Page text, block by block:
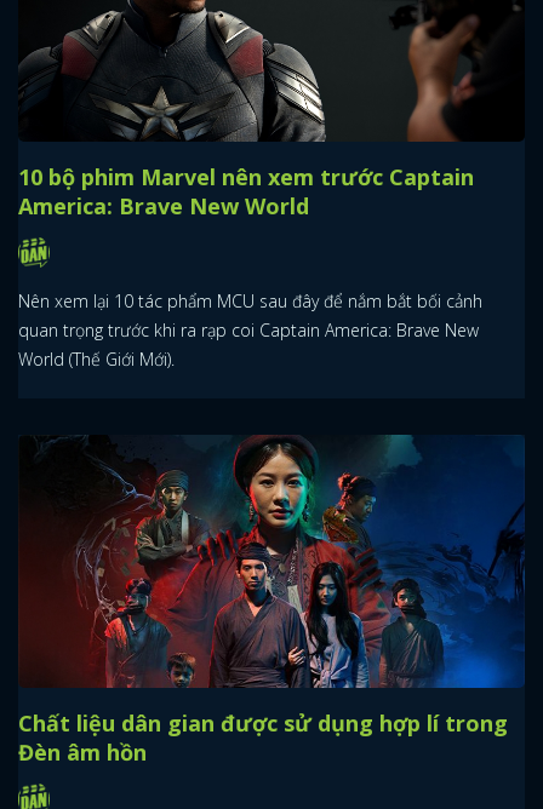
10 bộ phim Marvel nên xem trước Captain
America: Brave New World
Nên xem lại 10 tác phẩm MCU sau đây để nắm bắt bối cảnh
quan trọng trước khi ra rạp coi Captain America: Brave New
World (Thế Giới Mới).
Chất liệu dân gian được sử dụng hợp lí trong
Đèn âm hồn